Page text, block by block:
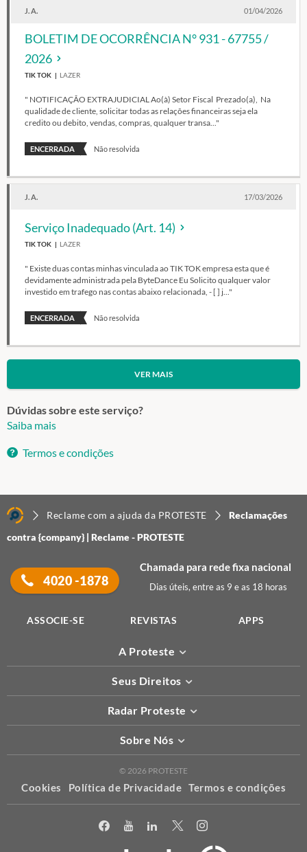
J. A. 01/04/2026
BOLETIM DE OCORRÊNCIA N° 931 - 67755 /
2026
TIK TOK LAZER
" NOTIFICAÇÃO EXTRAJUDICIAL Ao(à) Setor Fiscal Prezado(a), Na
qualidade de cliente, solicitar todas as relações financeiras seja ela
credito ou debito, vendas, compras, qualquer transa..."
ENCERRADA Não resolvida
J. A. 17/03/2026
Serviço Inadequado (Art. 14)
TIK TOK LAZER
" Existe duas contas minhas vinculada ao TIK TOK empresa esta que é
devidamente administrada pela ByteDance Eu Solicito qualquer valor
investido em trafego nas contas abaixo relacionada, - [ ] j..."
ENCERRADA Não resolvida
VER MAIS
Dúvidas sobre este serviço?
Saiba mais
Termos e condições
Reclame com a ajuda da PROTESTE
Reclamações
contra {company} | Reclame - PROTESTE
4020 -1878
Chamada para rede fixa nacional
Dias úteis, entre as 9 e as 18 horas
ASSOCIE-SE REVISTAS APPS
A Proteste
Seus Direitos
Radar Proteste
Sobre Nós
© 2026 PROTESTE
Cookies Política de Privacidade Termos e condições